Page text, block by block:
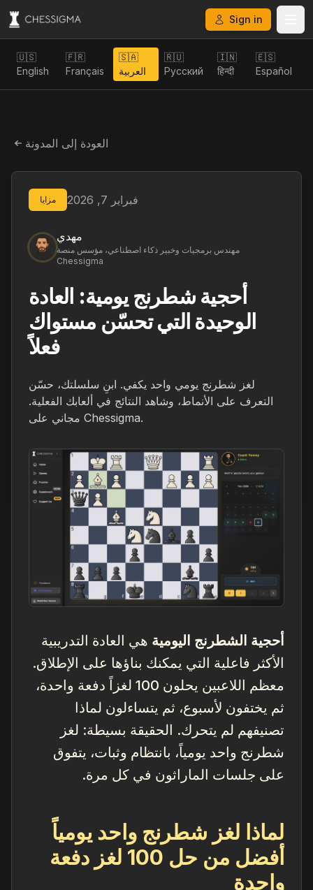
Sign in
🇺🇸
English
🇫🇷
Français
🇸🇦
العربية
🇷🇺
Русский
🇮🇳
हिन्दी
🇪🇸
Español
العودة إلى المدونة
مزايا فبراير 7, 2026
مهدي
مهندس برمجيات وخبير ذكاء اصطناعي، مؤسس منصة
Chessigma
أحجية شطرنج يومية: العادة
الوحيدة التي تحسّن مستواك
فعلاً
لغز شطرنج يومي واحد يكفي. ابنِ سلسلتك، حسّن
التعرف على الأنماط، وشاهد النتائج في ألعابك الفعلية.
مجاني على Chessigma.
أحجية الشطرنج اليومية هي العادة التدريبية
الأكثر فاعلية التي يمكنك بناؤها على الإطلاق.
معظم اللاعبين يحلون 100 لغزاً دفعة واحدة،
ثم يختفون لأسبوع، ثم يتساءلون لماذا
تصنيفهم لم يتحرك. الحقيقة بسيطة: لغز
شطرنج واحد يومياً، بانتظام وثبات، يتفوق
على جلسات الماراثون في كل مرة.
لماذا لغز شطرنج واحد يومياً
أفضل من حل 100 لغز دفعة
واحدة